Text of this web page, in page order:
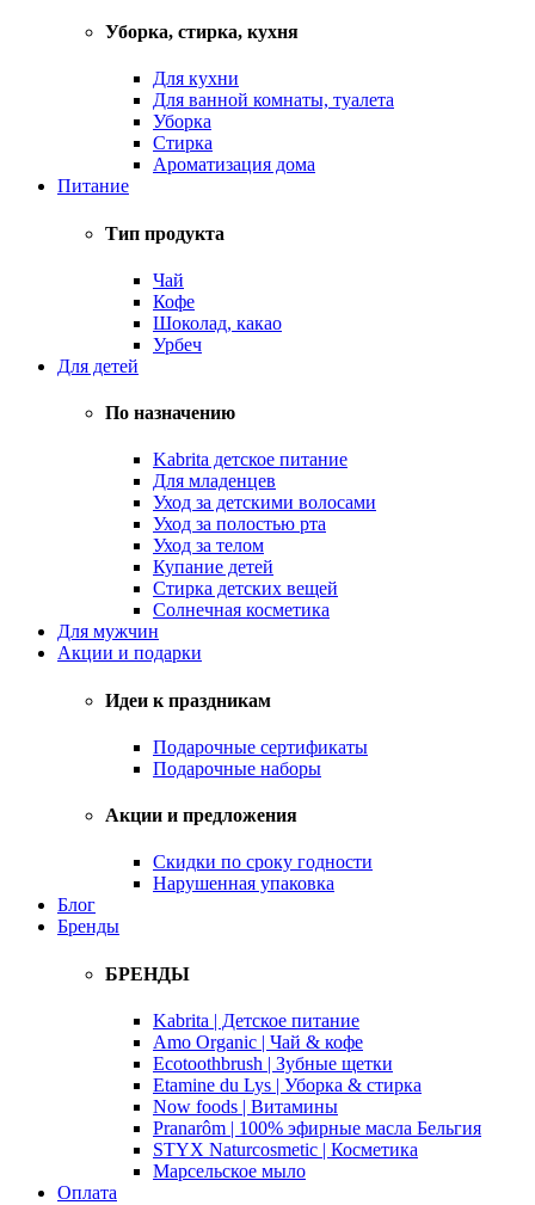
Уборка, стирка, кухня
Для кухни
Для ванной комнаты, туалета
Уборка
Стирка
Ароматизация дома
Питание
Тип продукта
Чай
Кофе
Шоколад, какао
Урбеч
Для детей
По назначению
Kabrita детское питание
Для младенцев
Уход за детскими волосами
Уход за полостью рта
Уход за телом
Купание детей
Стирка детских вещей
Солнечная косметика
Для мужчин
Акции и подарки
Идеи к праздникам
Подарочные сертификаты
Подарочные наборы
Акции и предложения
Скидки по сроку годности
Нарушенная упаковка
Блог
Бренды
БРЕНДЫ
Kabrita | Детское питание
Amo Organic | Чай & кофе
Ecotoothbrush | Зубные щетки
Etamine du Lys | Уборка & стирка
Now foods | Витамины
Pranarôm | 100% эфирные масла Бельгия
STYX Naturcosmetic | Косметика
Марсельское мыло
Оплата